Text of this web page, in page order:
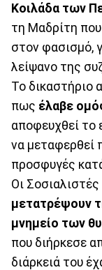
Κοιλάδα των
τη Μαδρίτη
στον φασισμό,
λείψανο της
Το δικαστήριο
πως έλαβε
αποφευχθεί το
να μεταφερθεί
προσφυγές
Οι
μετατρέψουν
μνημείο των
που διήρκεσε
διάρκειά του